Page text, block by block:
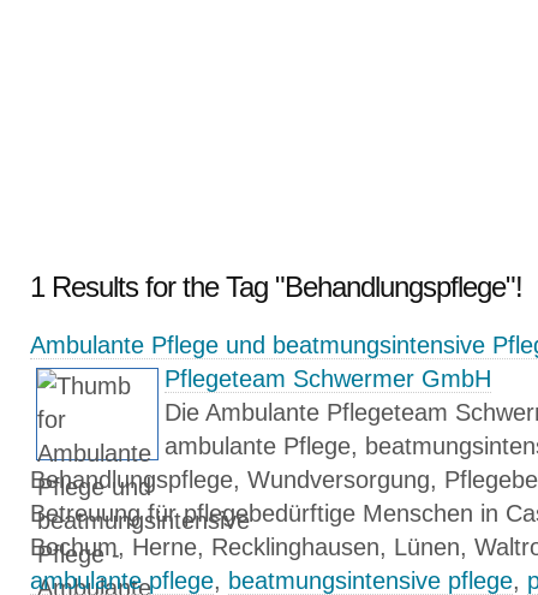
1 Results for the Tag "Behandlungspflege"!
Ambulante Pflege und beatmungsintensive
Pflegeteam Schwermer GmbH
Die Ambulante Pflegeteam
ambulante Pflege,
Behandlungspflege, Wundversorgung,
Betreuung für pflegebedürftige Menschen in
Bochum, Herne, Recklinghausen, Lünen,
ambulante pflege, beatmungsintensive pflege,